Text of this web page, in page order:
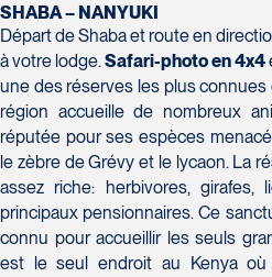
SHABA – NANYUKI
Départ de Shaba et route en
à votre lodge.Safari-photoen 4x4
une des réserves les plus connues
région accueille de nombreux
réputée pour ses espèces
le zèbre de Grévy et le lycaon. La
assez riche: herbivores,
principaux pensionnaires. Ce
connu pour accueillir les seuls
est le seul endroit au Kenya où
Voyages Action
230 Boulevard Sir-Wilfrid-Laurier
Beloeil
J3G 4G7
Tél :450-464-0363 / 1-800-331-
Voyages CAA Place de la Cité
2600 Boulevard Laurier #133,
Cité
Québec
G1V 4T3
Tél :418-653-9200 / 1-844-869-